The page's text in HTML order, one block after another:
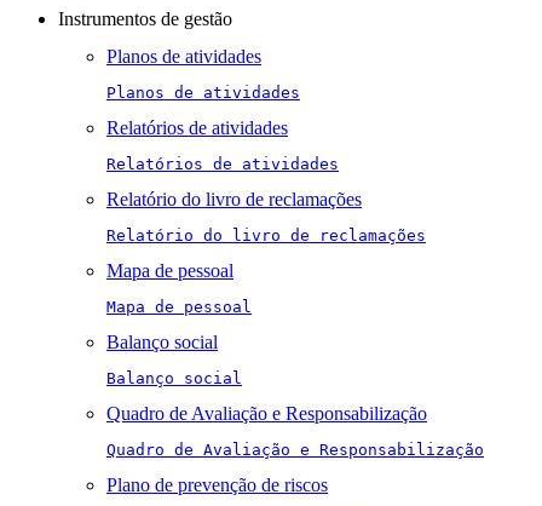
Instrumentos de gestão
Planos de atividades
Planos de atividades
Relatórios de atividades
Relatórios de atividades
Relatório do livro de reclamações
Relatório do livro de reclamações
Mapa de pessoal
Mapa de pessoal
Balanço social
Balanço social
Quadro de Avaliação e Responsabilização
Quadro de Avaliação e Responsabilização
Plano de prevenção de riscos